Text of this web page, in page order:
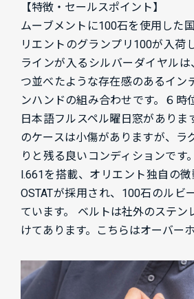
【特徴・セールスポイント】
ムーブメントに100石を使用した
リエントのグランプリ100が入荷
ラインが入るシルバーダイヤル
つ並べたような存在感のあるイン
ンハンドの組み合わせです。６時
日本語フルスペル曜日窓がありま
のケースは小傷がありますが、ラ
りと残る良いコンディションです
l.661を搭載、オリエント独自の
OSTATが採用され、100石のルビ
ています。 ベルトは社外のステン
けてあります。こちらはオーバー